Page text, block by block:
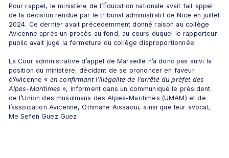
Pour rappel, le ministère de l’Éducation nationale avait fait appel
de la décision rendue par le tribunal administratif de Nice en juillet
2024. Ce dernier avait précédemment donné raison au collège
Avicenne après un procès au fond, au cours duquel le rapporteur
public avait jugé la fermeture du collège disproportionnée.
La Cour administrative d’appel de Marseille n’a donc pas suivi la
position du ministère, décidant de se prononcer en faveur
d’Avicenne « en confirmant l’illégalité de l’arrêté du préfet des
Alpes-Maritimes », informent dans un communiqué le président
de l’Union des musulmans des Alpes-Maritimes (UMAM) et de
l’association Avicenne, Othmane Aissaoui, ainsi que leur avocat,
Me Sefen Guez Guez.